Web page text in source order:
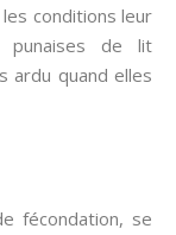
conditions leur
punaises de lit
ardu quand elles
fécondation, se